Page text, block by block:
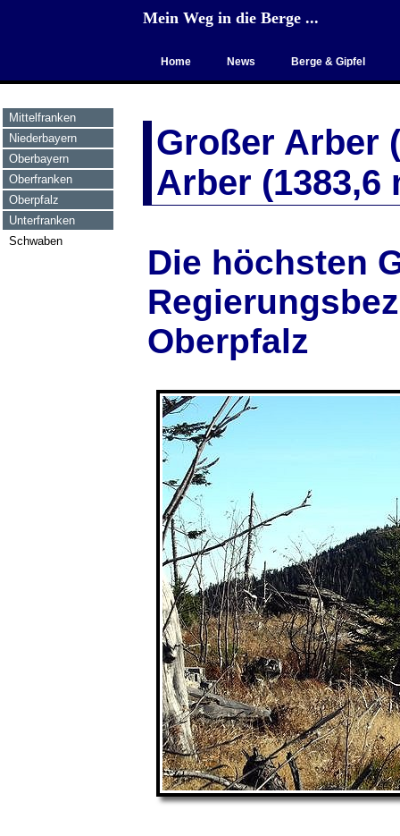
Mein Weg in die Berge ...
Home News Berge & Gipfel
Mittelfranken
Niederbayern
Oberbayern
Oberfranken
Oberpfalz
Unterfranken
Schwaben
Großer Arber
Arber (1383,6
Die höchsten
Oberpfalz